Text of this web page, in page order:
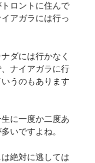
ロントに住んで
アガラには行っ
ダには行かなく
ナイアガラに行
うのもあります
に一度か二度あ
いですよね。
絶対に逃しては